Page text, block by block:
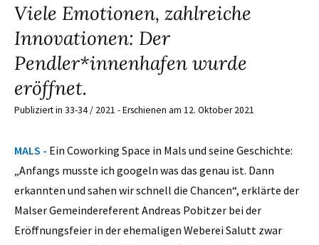
Viele Emotionen, zahlreiche
Innovationen: Der
Pendler*innenhafen wurde
eröffnet.
Publiziert in 33-34 / 2021 - Erschienen am 12. Oktober 2021
MALS - Ein Coworking Space in Mals und seine Geschichte:
„Anfangs musste ich googeln was das genau ist. Dann
erkannten und sahen wir schnell die Chancen“, erklärte der
Malser Gemeindereferent Andreas Pobitzer bei der
Eröffnungsfeier in der ehemaligen Weberei Salutt zwar